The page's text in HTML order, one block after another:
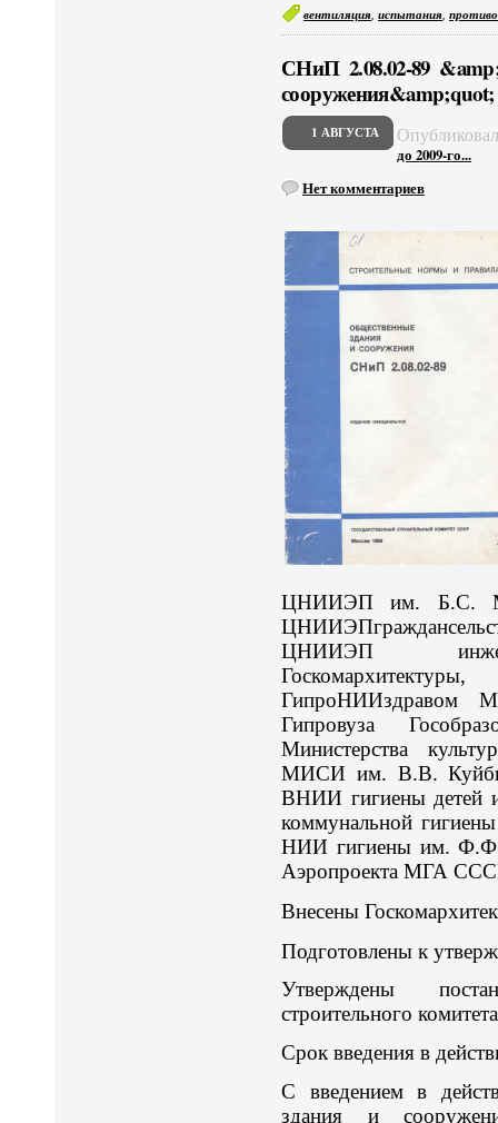
вентиляция ,испытания ,
СНиП 2.08.02-89
сооружения&amp;quot;
1 АВГУСТА
до 2009-го...
Нет комментариев
ЦНИИЭП им. Б.С.
ЦНИИЭП
ГипроНИИздравом
Гипровуза
Министерства
МИСИ им. В.В.
ВНИИ гигиены детей
коммунальной
НИИ гигиены им.
Аэропроекта МГА
Внесены
Подготовлены к
Утверждены
строительного
Срок введения в
С введением в
здания и